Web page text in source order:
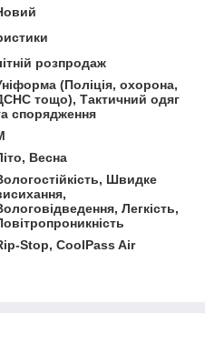
розпродаж
(Поліція, охорона,
тощо), Тактичний одяг
спорядження
Весна
Швидке
Легкість,
Stop, CoolPass Air